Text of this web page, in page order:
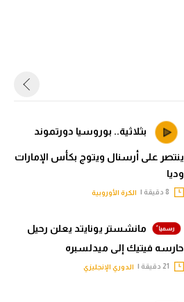
بثلاثية.. بوروسيا دورتموند
ينتصر على أرسنال ويتوج بكأس الإمارات
وديا
الكرة الأوروبية
مانشستر يونايتد يعلن رحيل
حارسه فيتيك إلى ميدلسبره
الدوري الإنجليزي